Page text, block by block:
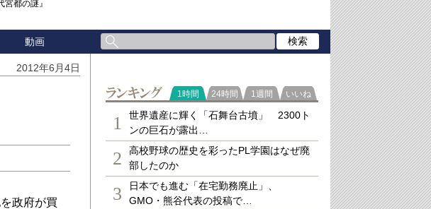
都の謎』
動画
2012年6月4日
政府が買
ランキング
1時間 24時間 1週間 いいね
1
世界遺産に輝く「石舞台古墳」 2300ト
ンの巨石が露出…
2
高校野球の歴史を彩ったPL学園はなぜ廃
部したのか
3
日本でも進む「在宅勤務廃止」、
GMO・熊谷代表の投稿で…